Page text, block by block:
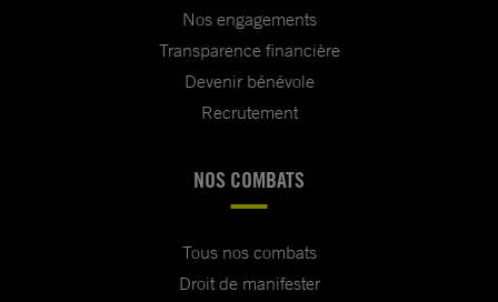
Nos engagements
Transparence financière
Devenir bénévole
Recrutement
NOS COMBATS
Tous nos combats
Droit de manifester